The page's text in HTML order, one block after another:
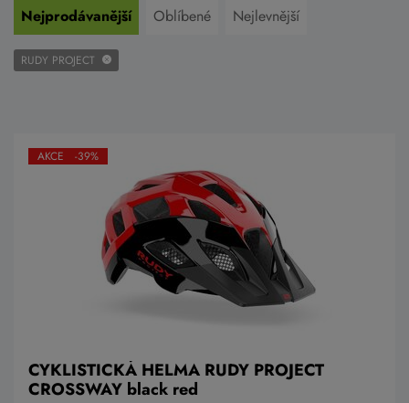
Nejprodávanější Oblíbené Nejlevnější
RUDY PROJECT
CYKLISTICKÁ HELMA RUDY PROJECT
CROSSWAY black red
AKCE -39%